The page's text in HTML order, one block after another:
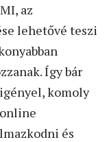
az
lehetővé teszi
Így bár
komoly
és